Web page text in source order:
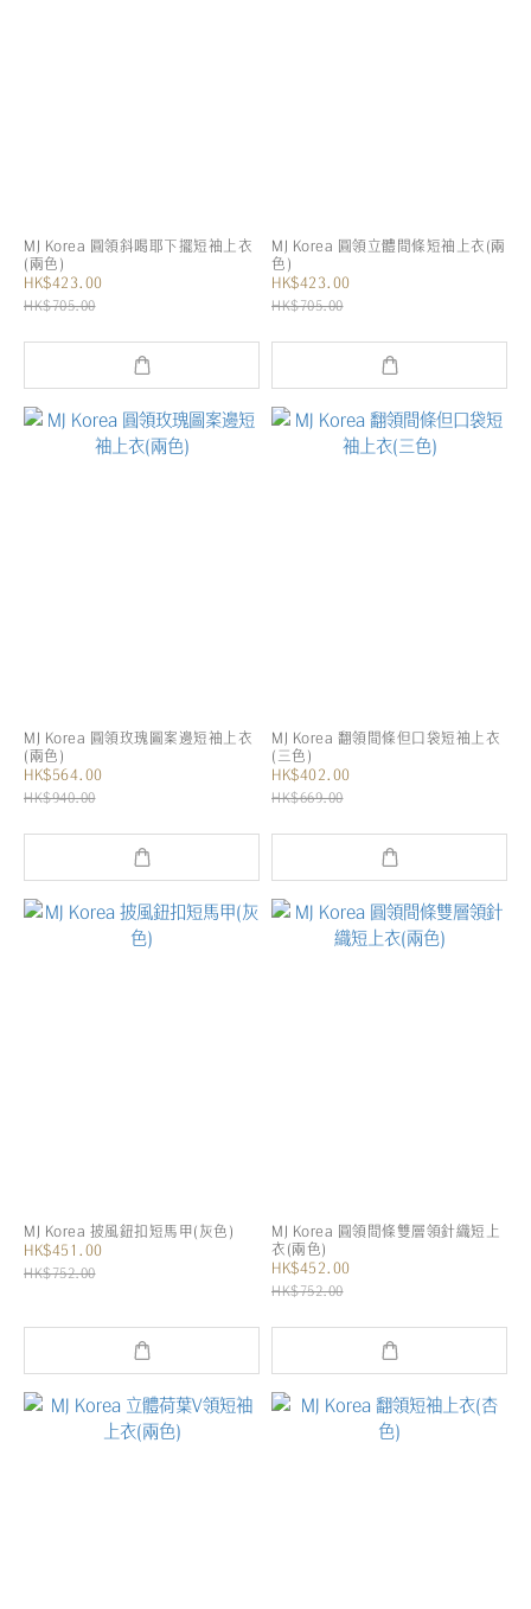
MJ Korea 圓領斜喝耶下擺短袖上衣
(兩色)
HK$423.00
HK$705.00
MJ Korea 圓領立體間條短袖上衣(兩
色)
HK$423.00
HK$705.00
MJ Korea 圓領玫瑰圖案邊短袖上衣
(兩色)
HK$564.00
HK$940.00
MJ Korea 翻領間條但口袋短袖上衣
(三色)
HK$402.00
HK$669.00
MJ Korea 披風鈕扣短馬甲(灰色)
HK$451.00
HK$752.00
MJ Korea 圓領間條雙層領針織短上
衣(兩色)
HK$452.00
HK$752.00